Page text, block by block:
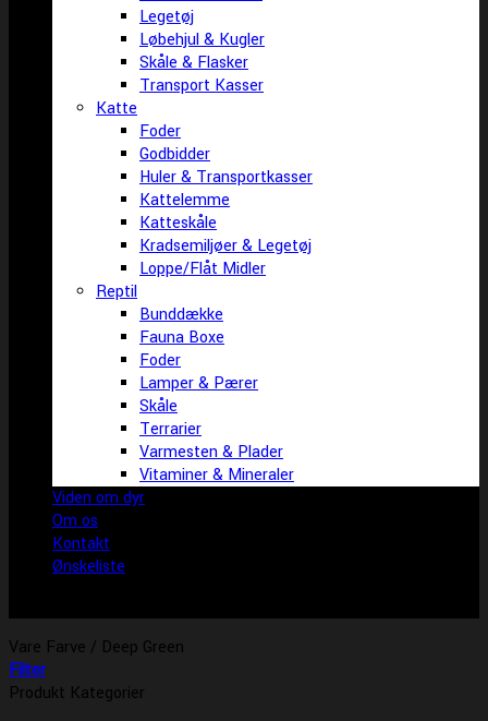
Legetøj
Løbehjul & Kugler
Skåle & Flasker
Transport Kasser
Katte
Foder
Godbidder
Huler & Transportkasser
Kattelemme
Katteskåle
Kradsemiljøer & Legetøj
Loppe/Flåt Midler
Reptil
Bunddække
Fauna Boxe
Foder
Lamper & Pærer
Skåle
Terrarier
Varmesten & Plader
Vitaminer & Mineraler
Viden om dyr
Om os
Kontakt
Ønskeliste
Vare Farve / Deep Green
Filter
Produkt Kategorier